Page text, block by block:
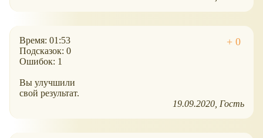
Время: 01:53
Подсказок: 0
Ошибок: 1
Вы улучшили
свой результат.
19.09.2020 Гость